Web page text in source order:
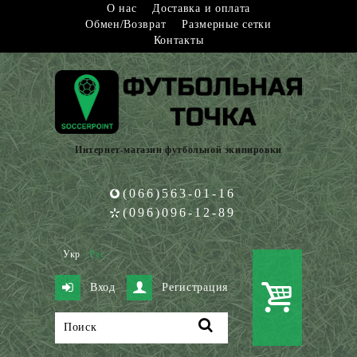
О нас
Доставка и оплата
Обмен/Возврат
Размерные сетки
Контакты
Интернет-магазин футбольной экипировки
(066)563-01-16
(096)096-12-89
Укр Рус
Вход Регистрация